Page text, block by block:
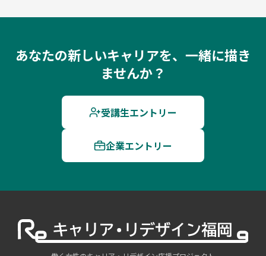
あなたの新しいキャリアを、一緒に描き
ませんか？
受講生エントリー
企業エントリー